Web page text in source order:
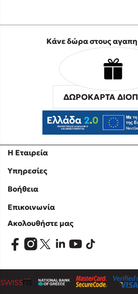
Η Εταιρεία
Υπηρεσίες
Βοήθεια
Επικοινωνία
Κάνε δώρα στους
ΔΩΡΟΚΑΡΤΑ
Ακολουθήστε μας